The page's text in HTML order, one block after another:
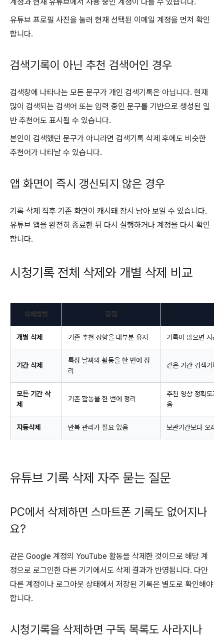
유튜브 프로필 사진을 눌러 현재 선택된 이메일 계정을 먼저 확인
합니다.
검색기록이 아닌 추천 검색어인 경우
검색창에 나타나는 모든 문구가 개인 검색기록은 아닙니다. 현재
많이 검색되는 검색어 또는 입력 중인 문구를 기반으로 생성된 일
반 추천어도 표시될 수 있습니다.
본인이 검색했던 문구가 아니라면 검색기록 삭제 후에도 비슷한
추천어가 나타날 수 있습니다.
앱 화면이 즉시 갱신되지 않은 경우
기록 삭제 직후 기존 화면이 캐시돼 잠시 남아 보일 수 있습니다.
유튜브 앱을 완전히 종료한 뒤 다시 실행하거나 계정을 다시 확인
합니다.
시청기록 전체 삭제와 개별 삭제 비교
삭제방법 장점
개별 삭제 기존 추천 성향을 대부분 유지 기록이 많으면 시간
기간 삭제
특정 날짜의 활동을 한 번에 정
리
같은 기간 검색기록
모든 기간 삭
제
기존 활동을 한 번에 정리
추천 영상 정확도가
음
자동삭제 반복 관리가 필요 없음 보관기간보다 오래
유튜브 기록 삭제 자주 묻는 질문
PC에서 삭제하면 스마트폰 기록도 없어지나
요?
같은 Google 계정의 YouTube 활동을 삭제한 것이므로 해당 계
정으로 로그인한 다른 기기에서도 삭제 결과가 반영됩니다. 다만
다른 계정이나 로그아웃 상태에서 저장된 기록은 별도로 확인해야
합니다.
시청기록을 삭제하면 구독 목록도 사라지나